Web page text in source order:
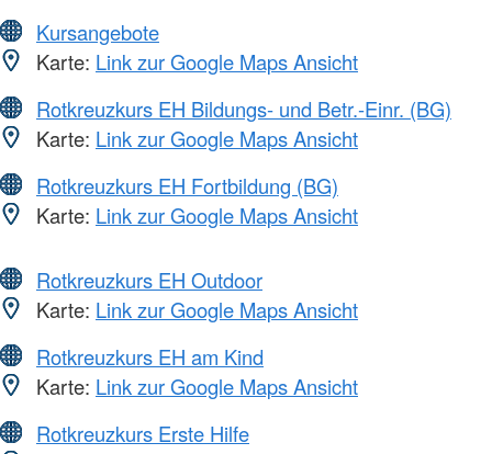
Kursangebote
Karte: Link zur Google Maps Ansicht
Rotkreuzkurs EH Bildungs- und Betr.-Einr. (BG)
Karte: Link zur Google Maps Ansicht
Rotkreuzkurs EH Fortbildung (BG)
Karte: Link zur Google Maps Ansicht
Rotkreuzkurs EH Outdoor
Karte: Link zur Google Maps Ansicht
Rotkreuzkurs EH am Kind
Karte: Link zur Google Maps Ansicht
Rotkreuzkurs Erste Hilfe